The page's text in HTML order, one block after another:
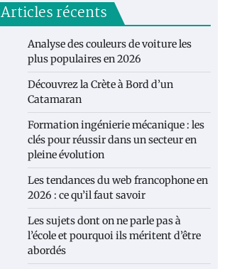
Articles récents
Analyse des couleurs de voiture les
plus populaires en 2026
Découvrez la Crète à Bord d’un
Catamaran
Formation ingénierie mécanique : les
clés pour réussir dans un secteur en
pleine évolution
Les tendances du web francophone en
2026 : ce qu’il faut savoir
Les sujets dont on ne parle pas à
l’école et pourquoi ils méritent d’être
abordés